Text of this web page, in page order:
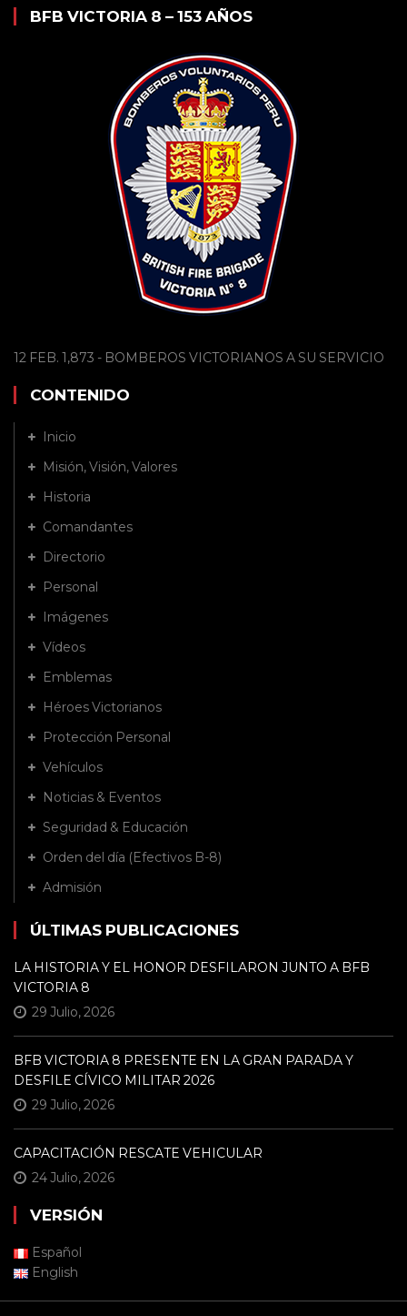
BFB VICTORIA 8 – 153 AÑOS
12 FEB. 1,873 - BOMBEROS VICTORIANOS A SU SERVICIO
CONTENIDO
Inicio
Misión, Visión, Valores
Historia
Comandantes
Directorio
Personal
Imágenes
Vídeos
Emblemas
Héroes Victorianos
Protección Personal
Vehículos
Noticias & Eventos
Seguridad & Educación
Orden del día (Efectivos B-8)
Admisión
ÚLTIMAS PUBLICACIONES
LA HISTORIA Y EL HONOR DESFILARON JUNTO A BFB
VICTORIA 8
29 Julio, 2026
BFB VICTORIA 8 PRESENTE EN LA GRAN PARADA Y
DESFILE CÍVICO MILITAR 2026
29 Julio, 2026
CAPACITACIÓN RESCATE VEHICULAR
24 Julio, 2026
VERSIÓN
Español
English